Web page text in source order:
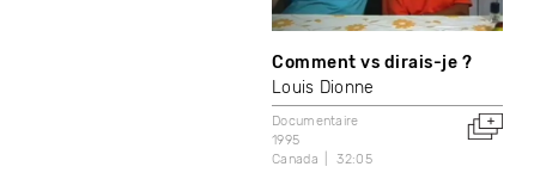
Comment vs dirais-je ?
Louis Dionne
Documentaire
1995
Canada
32:05